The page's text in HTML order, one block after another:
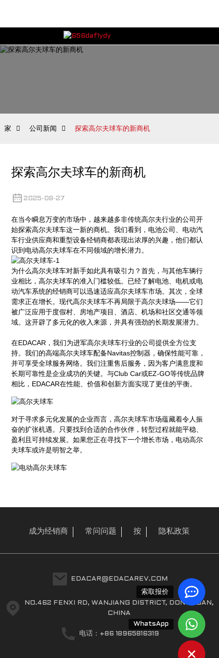
索取报价
WhatsApp
家 公司新闻 探索高尔夫球车的新商机
探索高尔夫球车的新商机
2025-08-27
在当今瞬息万变的市场中，越来越多非传统高尔夫行业的公司开
始探索高尔夫球车这一新的商机。我们看到，电池公司、电动汽
车行业供应商和重型设备经销商都表现出浓厚的兴趣，他们都认
识到电动高尔夫球车在不同领域的增长潜力。
为什么高尔夫球车对新手如此具有吸引力？首先，与其他车辆行
业相比，高尔夫球车的准入门槛较低。已经了解电池、电机或电
动汽车系统的经销商可以迅速适应高尔夫球车市场。其次，全球
需求正在增长。现代高尔夫球车不再局限于高尔夫球场——它们
被广泛应用于度假村、房地产项目、酒店、机场和社区交通等领
域。这开辟了多元化的收入来源，并具有强劲的长期发展潜力。
在EDACAR，我们为进军高尔夫球车行业的公司提供全方位支
持。我们的高端高尔夫球车配备Navitas控制器，确保性能可靠，
并可享受全球服务网络。我们注重售后服务，因为客户满意度和
长期可靠性是企业成功的关键。与Club Car或EZ-GO等传统品牌
相比，EDACAR在性能、价值和创新方面实现了更佳的平衡。
对于寻求多元化发展的企业而言，高尔夫球车市场蕴藏着令人振
奋的扩张机遇。只要找到合适的合作伙伴，转型过程就能平稳、
盈利且可持续发展。如果您正在寻找下一个增长市场，电动高尔
夫球车或许是明智之举。
成为经销商 常问问题 按 隐私政策
EDACAR@EDACAREV.COM
NO.462 FENXI RD, WANJIANG DISTRICT, DONGGUAN,
CHINA
电话：+86 18965816319